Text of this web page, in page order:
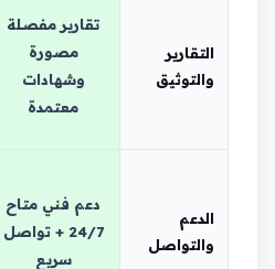
التقارير
والتوثيق
تقارير مفصلة
مصورة
وشهادات
معتمدة
الدعم
والتواصل
دعم فني متاح
24/7 + تواصل
سريع